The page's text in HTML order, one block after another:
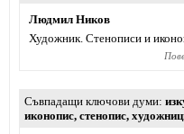
Людмил Ников
Художник. Стенописи и
Съвпадащи ключови думи
иконопис, стенопис,